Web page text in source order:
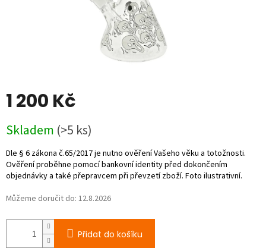
1 200 Kč
cena:
Skladem (>5 ks)
Můžeme doručit do: 12.8.2026
Přidat do košíku